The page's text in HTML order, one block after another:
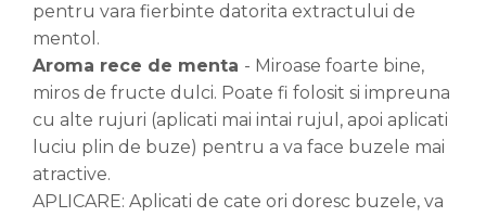
pentru vara fierbinte datorita extractului de
mentol.
Aroma rece de menta - Miroase foarte bine,
miros de fructe dulci. Poate fi folosit si impreuna
cu alte rujuri (aplicati mai intai rujul, apoi aplicati
luciu plin de buze) pentru a va face buzele mai
atractive.
APLICARE: Aplicati de cate ori doresc buzele, va